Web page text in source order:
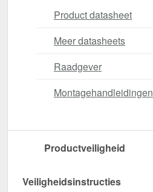
Product datasheet
Meer datasheets
Raadgever
Montagehandleidingen
Productveiligheid
Veiligheidsinstructies